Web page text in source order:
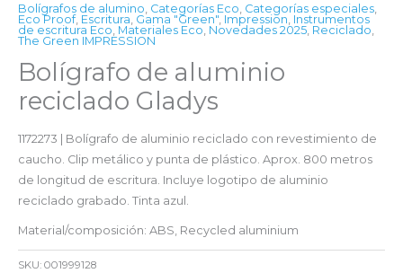
Bolígrafos de alumino, Categorías Eco, Categorías especiales,
Eco Proof, Escritura, Gama "Green", Impression, Instrumentos
de escritura Eco, Materiales Eco, Novedades 2025, Reciclado,
The Green IMPRESSION
Bolígrafo de aluminio
reciclado Gladys
1172273 | Bolígrafo de aluminio reciclado con revestimiento de
caucho. Clip metálico y punta de plástico. Aprox. 800 metros
de longitud de escritura. Incluye logotipo de aluminio
reciclado grabado. Tinta azul.
Material/composición: ABS, Recycled aluminium
SKU: 001999128